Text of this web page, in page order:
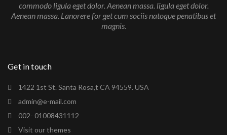
commodo ligula eget dolor. Aenean massa. ligula eget dolor.
Aenean massa. Lanorere for get cum sociis natoque penatibus et
magnis.
Get in touch
1422 1st St. Santa Rosa,t CA 94559. USA
admin@e-mail.com
002- 01008431112
Visit our themes